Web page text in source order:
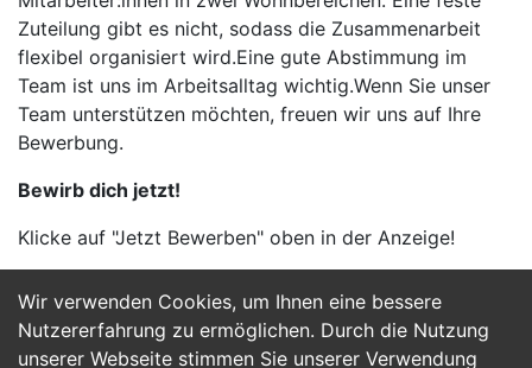
Wir verwenden Cookies, um Ihnen eine bessere
Nutzererfahrung zu ermöglichen. Durch die Nutzung
unserer Webseite stimmen Sie unserer Verwendung
Zuteilung gibt es nicht, sodass die Zusammenarbeit
flexibel organisiert wird.Eine gute Abstimmung im
Team ist uns im Arbeitsalltag wichtig.Wenn Sie unser
Team unterstützen möchten, freuen wir uns auf Ihre
Bewerbung.
Bewirb dich jetzt!
Klicke auf "Jetzt Bewerben" oben in der Anzeige!
Jetzt Bewerben